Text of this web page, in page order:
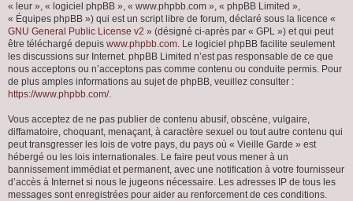
« leur », « logiciel phpBB », « www.phpbb.com », « phpBB Limited »,
« Équipes phpBB ») qui est un script libre de forum, déclaré sous la licence «
GNU General Public License v2 » (désigné ci-après par « GPL ») et qui peut
être téléchargé depuis www.phpbb.com. Le logiciel phpBB facilite seulement
les discussions sur Internet. phpBB Limited n’est pas responsable de ce que
nous acceptons ou n’acceptons pas comme contenu ou conduite permis. Pour
de plus amples informations au sujet de phpBB, veuillez consulter :
https://www.phpbb.com/.
Vous acceptez de ne pas publier de contenu abusif, obscène, vulgaire,
diffamatoire, choquant, menaçant, à caractère sexuel ou tout autre contenu qui
peut transgresser les lois de votre pays, du pays où « Vieille Garde » est
hébergé ou les lois internationales. Le faire peut vous mener à un
bannissement immédiat et permanent, avec une notification à votre fournisseur
d’accès à Internet si nous le jugeons nécessaire. Les adresses IP de tous les
messages sont enregistrées pour aider au renforcement de ces conditions.